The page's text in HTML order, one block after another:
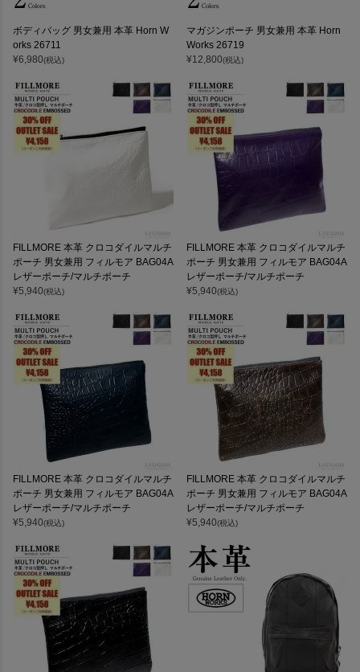
ボディバッグ 男女兼用 本革 Horn W
orks 26711
¥6,980(税込)
マガジンポーチ 男女兼用 本革 Horn
Works 26719
¥12,800(税込)
FILLMORE 本革 クロコダイルマルチ
ポーチ 男女兼用 フィルモア BAG04A
レザーポーチ/マルチポーチ
¥5,940(税込)
FILLMORE 本革 クロコダイルマルチ
ポーチ 男女兼用 フィルモア BAG04A
レザーポーチ/マルチポーチ
¥5,940(税込)
FILLMORE 本革 クロコダイルマルチ
ポーチ 男女兼用 フィルモア BAG04A
レザーポーチ/マルチポーチ
¥5,940(税込)
FILLMORE 本革 クロコダイルマルチ
ポーチ 男女兼用 フィルモア BAG04A
レザーポーチ/マルチポーチ
¥5,940(税込)